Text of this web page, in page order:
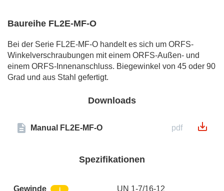
Baureihe FL2E-MF-O
Bei der Serie FL2E-MF-O handelt es sich um ORFS-
Winkelverschraubungen mit einem ORFS-Außen- und
einem ORFS-Innenanschluss. Biegewinkel von 45 oder 90
Grad und aus Stahl gefertigt.
Downloads
Manual FL2E-MF-O pdf
Spezifikationen
Gewinde i UN 1-7/16-12